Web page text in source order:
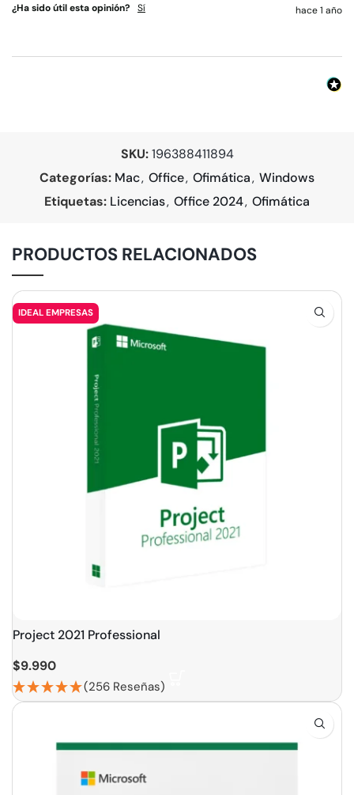
¿Ha sido útil esta opinión? Sí hace 1 año
SKU:196388411894
Categorías: Mac, Office, Ofimática, Windows
Etiquetas: Licencias, Office 2024, Ofimática
PRODUCTOS RELACIONADOS
IDEAL EMPRESAS
Project 2021 Professional
$9.990
(256 Reseñas)